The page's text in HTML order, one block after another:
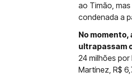
ao Timão,
condenada a
No
ultrapassam
24 milhões por
Martínez, R$